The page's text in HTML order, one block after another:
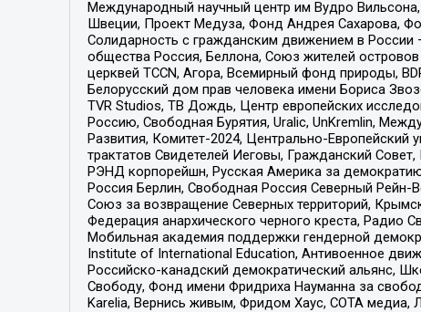
Международный научный центр им Вудро
Швеции, Проект Медуза, Фонд Андрея Сахарова,
Солидарность с гражданским движением в России
общества Россия, Беллона, Союз жителей
церквей TCCN, Агора, Всемирный фонд природы,
Белорусский дом прав человека имени Бориса
TVR Studios, ТВ Дождь, Центр европейских
Россию, Свободная Бурятия, Uralic, UnKremlin,
Развития, Комитет-2024, Центрально-
трактатов Свидетелей Иеговы, Гражданский
РЭНД корпорейшн, Русская Америка за
Россия Берлин, Свободная Россия Северный Рейн-
Союз за возвращение Северных территорий,
Федерация анархического черного креста, Радио
Мобильная академия поддержки гендерной
Institute of International Education, Антивоенное
Российско-канадский демократический альянс,
Свободу, Фонд имени Фридриха Науманна за
Karelia, Вернись живым, Фридом Хаус, СОТА медиа,